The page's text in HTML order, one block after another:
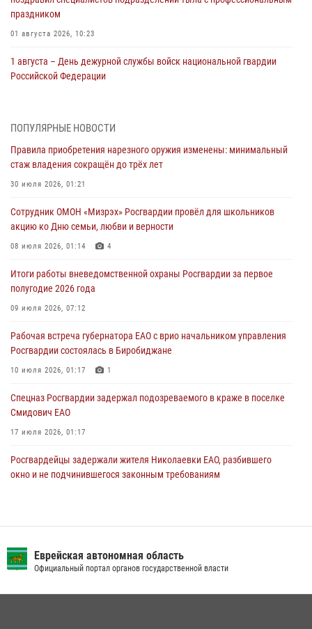
праздником
01 августа 2026, 10:23
1 августа – День дежурной службы войск национальной гвардии
Российской Федерации
В Росгвардии вспоминают российских воинов, погибших в Первой
01 августа 2026, 10:19
Внесены изменения в правила проведения контрольного отстрела
31 июля 2026, 01:48
Правила приобретения нарезного оружия изменены: минимальный
30 июля 2026, 01:21
Росгвардейцы задержали гражданина за хулиганство и попытку
29 июля 2026, 01:05
ПОПУЛЯРНЫЕ НОВОСТИ
Правила приобретения нарезного оружия изменены: минимальный
стаж владения сокращён до трёх лет
30 июля 2026, 01:21
Сотрудник ОМОН «Мизрэх» Росгвардии провёл для школьников
акцию ко Дню семьи, любви и верности
08 июля 2026, 01:14 4
Итоги работы вневедомственной охраны Росгвардии за первое
полугодие 2026 года
09 июля 2026, 07:12
Рабочая встреча губернатора ЕАО с врио начальником управления
Росгвардии состоялась в Биробиджане
10 июля 2026, 01:17 1
Спецназ Росгвардии задержал подозреваемого в краже в поселке
Смидович ЕАО
17 июля 2026, 01:17
Росгвардейцы задержали жителя Николаевки ЕАО, разбившего
окно и не подчинившегося законным требованиям
07 июля 2026, 06:28
Еврейская автономная область
Официальный портал органов государственной власти